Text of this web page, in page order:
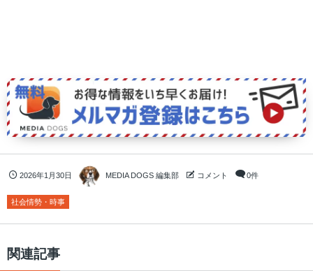
2026年1月30日 MEDIA DOGS 編集部 コメント 0件
社会情勢・時事
関連記事